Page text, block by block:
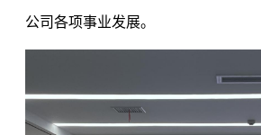
公司各项事业发展。